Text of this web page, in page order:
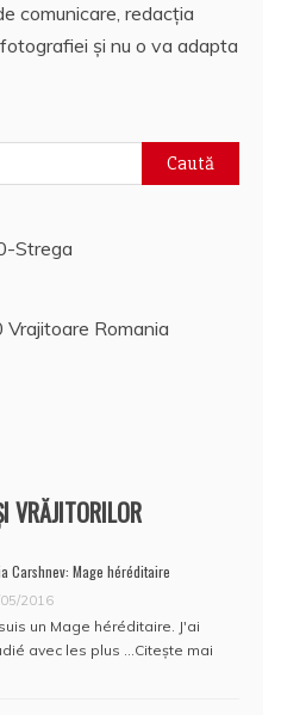
comunicare, redacția
și nu o va adapta
VRĂJITORILOR
Carshnev: Mage héréditaire
2016
un Mage héréditaire. J'ai
avec les plus …Citește mai